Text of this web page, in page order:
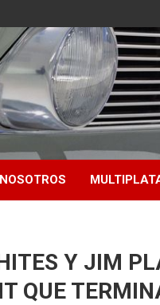
para el sector
NOSOTROS
Y JIM
QUE